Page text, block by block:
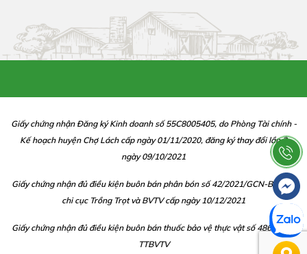
Giấy chứng nhận Đăng ký Kinh doanh số 55C8005405, do Phòng Tài chính -
Kế hoạch huyện Chợ Lách cấp ngày 01/11/2020, đăng ký thay đổi lần 2
ngày 09/10/2021
Giấy chứng nhận đủ điều kiện buôn bán phân bón số 42/2021/GCN-BBP do
chi cục Trồng Trọt và BVTV cấp ngày 10/12/2021
Giấy chứng nhận đủ điều kiện buôn bán thuốc bảo vệ thực vật số 486/CGN-
TTBVTV